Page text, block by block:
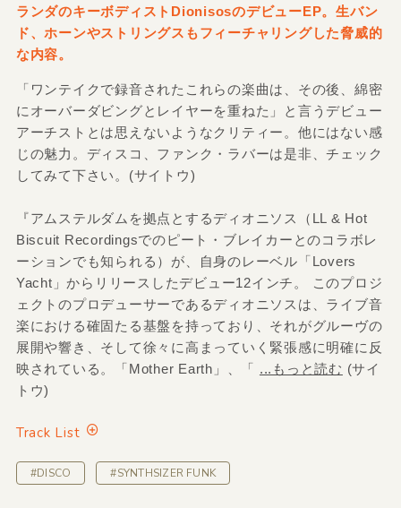
ランダのキーボディストDionisosのデビューEP。生バン
ド、ホーンやストリングスもフィーチャリングした脅威的
な内容。
「ワンテイクで録音されたこれらの楽曲は、その後、綿密
にオーバーダビングとレイヤーを重ねた」と言うデビュー
アーチストとは思えないようなクリティー。他にはない感
じの魅力。ディスコ、ファンク・ラバーは是非、チェック
してみて下さい。(サイトウ)
『アムステルダムを拠点とするディオニソス（LL & Hot
Biscuit Recordingsでのピート・ブレイカーとのコラボレ
ーションでも知られる）が、自身のレーベル「Lovers
Yacht」からリリースしたデビュー12インチ。 このプロジ
ェクトのプロデューサーであるディオニソスは、ライブ音
楽における確固たる基盤を持っており、それがグルーヴの
展開や響き、そして徐々に高まっていく緊張感に明確に反
映されている。「Mother Earth」、「 ...もっと読む (サイ
トウ)
Track List
#DISCO #SYNTHSIZER FUNK